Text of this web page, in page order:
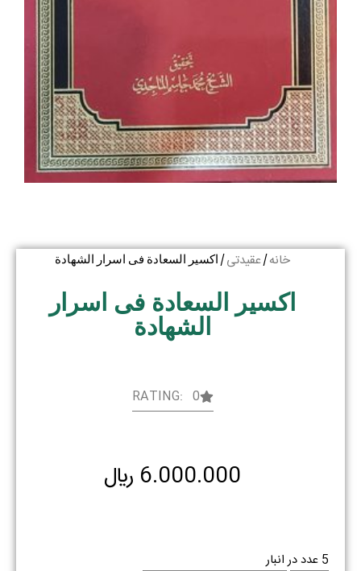
خانه/ عقیدتی/ اکسیر السعادة فی اسرار الشهادة
اکسیر السعادة فی اسرار
الشهادة
RATING: 0
6.000.000 ﷼
5 عدد در انبار